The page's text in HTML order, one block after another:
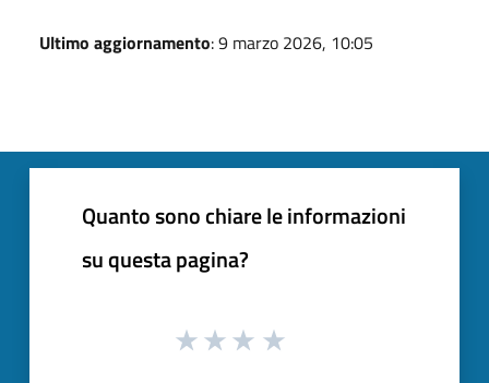
Ultimo aggiornamento: 9 marzo 2026, 10:05
Quanto sono chiare le informazioni
su questa pagina?